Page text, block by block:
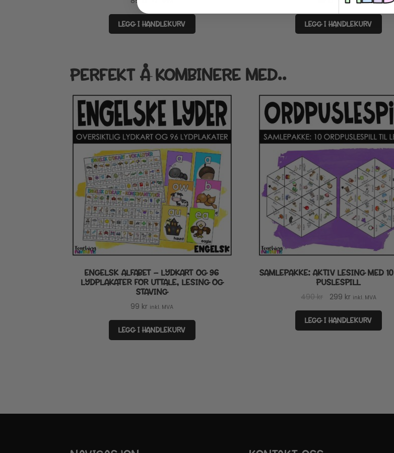
LEGG I HANDLEKURV LEGG I HANDLEKURV
PERFEKT Å KOMBINERE MED..
ENGELSK ALFABET – LYDKART OG 96
LYDPLAKATER FOR UTTALE, LESING OG
STAVING
99 kr inkl. MVA
LEGG I HANDLEKURV
SAMLEPAKKE: AKTIV LESING MED
PUSLESPILL
490kr
Opprinnelig
var:
490 kr.
299 krNåværende
er:
299 kr.
inkl. MVA
LEGG I HANDLEKURV